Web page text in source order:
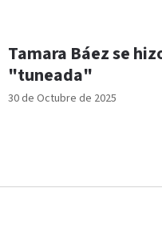
30 de Octubre de 2025
Tamara Báez se
"tuneada"